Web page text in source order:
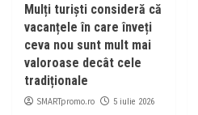
Mulți turiști consideră că
vacanțele în care înveți
ceva nou sunt mult mai
valoroase decât cele
tradiționale
SMARTpromo.ro 5 iulie 2026